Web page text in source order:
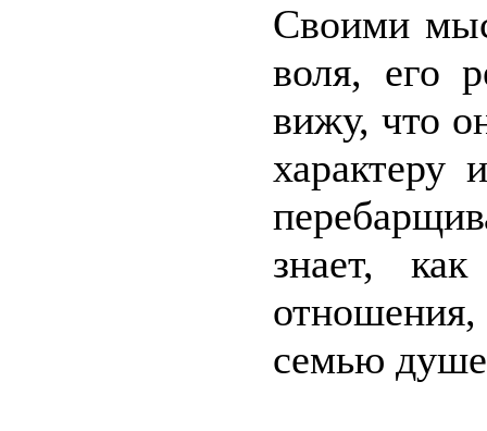
Своими
воля, его
вижу, что
характеру
знает,
семью